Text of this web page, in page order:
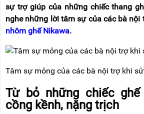
BỘ
DÂY
THOÁT
HIỂM
ĐỘNG
NÂNG
VIDEO
THANG
NHÔM
GIA
ĐÌNH
THANG
(THANG
LỒNG)
THANG
sự trợ giúp của những chiếc thang
nghe những lời tâm sự của các bà nội
nhôm ghế Nikawa.
Tâm sự mỏng của các bà nội trợ khi
Từ bỏ những chiếc
cồng kềnh, nặng trịch